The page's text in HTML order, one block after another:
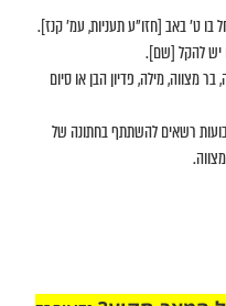
התחברו לכל
כאן >>>​
[חזו"ע תעניות, עמ' קנז].
[שם].